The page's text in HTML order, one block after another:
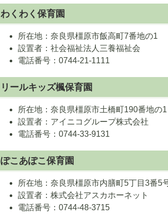
わくわく保育園
所在地：奈良県橿原市飯高町7番地の1
設置者：社会福祉法人三養福祉会
電話番号：0744-21-1111
リールキッズ楓保育園
所在地：奈良県橿原市土橋町190番地の1
設置者：アイニコグループ株式会社
電話番号：0744-33-9131
ぽこあぽこ保育園
所在地：奈良県橿原市内膳町5丁目3番5
設置者：株式会社アスカホーネット
電話番号：0744-48-3715